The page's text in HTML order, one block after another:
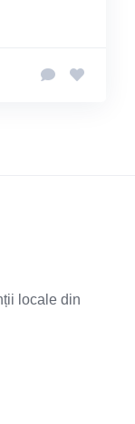
locale din